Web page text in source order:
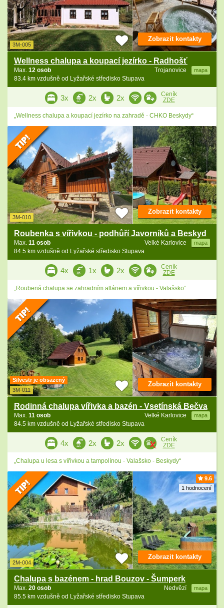
3M-005
Wellness chalupa a koupací jezírko - Radhošť
Trojanovice mapa
Max. 12 osob
83.4 km vzdušně od Lyžařské středisko Stupava
Zobrazit kontakty
3x 2x 2x
Ceník
ZDE
„Wellness chalupa a koupací jezírko na zahradě - CHKO Beskydy“
3M-010
Roubenka s vířivkou - podhůří Javorníků a Beskyd
Velké Karlovice mapa
Max. 11 osob
84.5 km vzdušně od Lyžařské středisko Stupava
Zobrazit kontakty
4x 1x 2x
Ceník
ZDE
„Roubená chalupa se zahradním altánem a vířivkou - Valašsko“
Silvestr je obsazený
3M-011
Rodinná chalupa vířivka a bazén - Vsetínská Bečva
Velké Karlovice mapa
Max. 11 osob
84.5 km vzdušně od Lyžařské středisko Stupava
Zobrazit kontakty
4x 2x 2x
Ceník
ZDE
„Chalupa u lesa s vířivkou a tampolínou - Valašsko - Beskydy“
9.6
1 hodnocení
2M-004
Chalupa s bazénem - hrad Bouzov - Šumperk
Nedvězí mapa
Max. 20 osob
85.5 km vzdušně od Lyžařské středisko Stupava
Zobrazit kontakty